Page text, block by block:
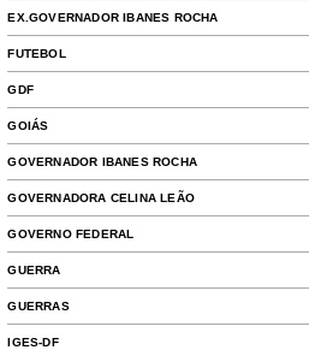
EX.GOVERNADOR IBANES ROCHA
FUTEBOL
GDF
GOIÁS
GOVERNADOR IBANES ROCHA
GOVERNADORA CELINA LEÃO
GOVERNO FEDERAL
GUERRA
GUERRAS
IGES-DF